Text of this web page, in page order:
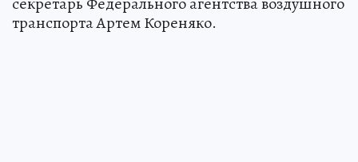
транспорта Артем Кореняко.